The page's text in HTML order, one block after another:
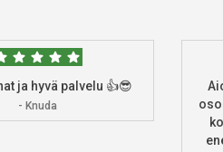
ja hyvä palvelu 👍😎
- Knuda